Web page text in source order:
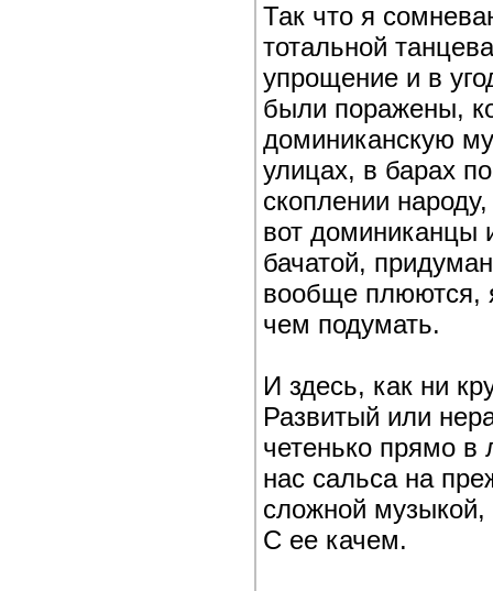
Так что я
тотальной
упрощение и в
были поражены,
доминиканскую
улицах, в барах
скоплении
вот доминиканцы
бачатой,
вообще плюются,
чем подумать.
И здесь, как ни
Развитый или
четенько прямо в
нас сальса на
сложной
С ее качем.